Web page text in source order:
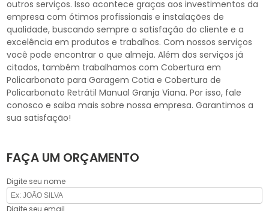
outros serviços. Isso acontece graças aos investimentos da
empresa com ótimos profissionais e instalações de
qualidade, buscando sempre a satisfação do cliente e a
excelência em produtos e trabalhos. Com nossos serviços
você pode encontrar o que almeja. Além dos serviços já
citados, também trabalhamos com Cobertura em
Policarbonato para Garagem Cotia e Cobertura de
Policarbonato Retrátil Manual Granja Viana. Por isso, fale
conosco e saiba mais sobre nossa empresa. Garantimos a
sua satisfação!
FAÇA UM ORÇAMENTO
Digite seu nome
Digite seu email